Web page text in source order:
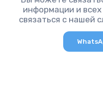
информации и
связаться с нашей